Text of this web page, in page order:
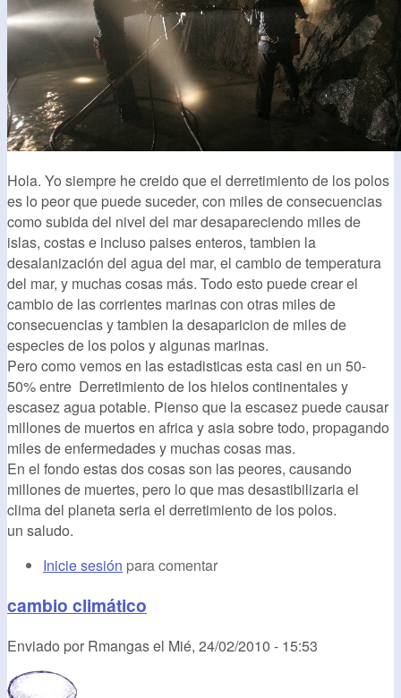
Hola. Yo siempre he creido que el derretimiento de los polos
es lo peor que puede suceder, con miles de consecuencias
como subida del nivel del mar desapareciendo miles de
islas, costas e incluso paises enteros, tambien la
desalanización del agua del mar, el cambio de temperatura
del mar, y muchas cosas más. Todo esto puede crear el
cambio de las corrientes marinas con otras miles de
consecuencias y tambien la desaparicion de miles de
especies de los polos y algunas marinas.
Pero como vemos en las estadisticas esta casi en un 50-
50% entre Derretimiento de los hielos continentales y
escasez agua potable. Pienso que la escasez puede causar
millones de muertos en africa y asia sobre todo, propagando
miles de enfermedades y muchas cosas mas.
En el fondo estas dos cosas son las peores, causando
millones de muertes, pero lo que mas desastibilizaria el
clima del planeta seria el derretimiento de los polos.
un saludo.
Inicie sesión para comentar
cambio climático
Enviado por Rmangasel Mié, 24/02/2010 - 15:53